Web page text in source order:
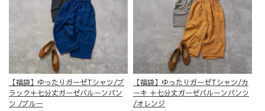
【福袋】ゆったりガーゼTシャツ/ブ
ラック＋七分丈ガーゼバルーンパン
ツ /ブルー
【福袋】ゆったりガーゼTシャツ/カ
ーキ ＋七分丈ガーゼバルーンパンツ
/オレンジ